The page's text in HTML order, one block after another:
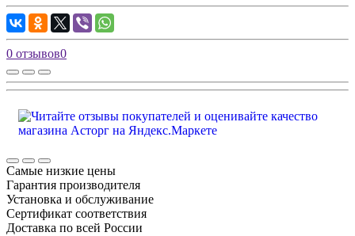
0 отзывов0
Самые низкие цены
Гарантия производителя
Установка и обслуживание
Сертификат соответствия
Доставка по всей России